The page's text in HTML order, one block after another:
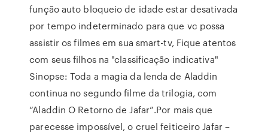
função auto bloqueio de idade estar desativada
por tempo indeterminado para que vc possa
assistir os filmes em sua smart-tv, Fique atentos
com seus filhos na "classificação indicativa"
Sinopse: Toda a magia da lenda de Aladdin
continua no segundo filme da trilogia, com
“Aladdin O Retorno de Jafar”.Por mais que
parecesse impossível, o cruel feiticeiro Jafar –